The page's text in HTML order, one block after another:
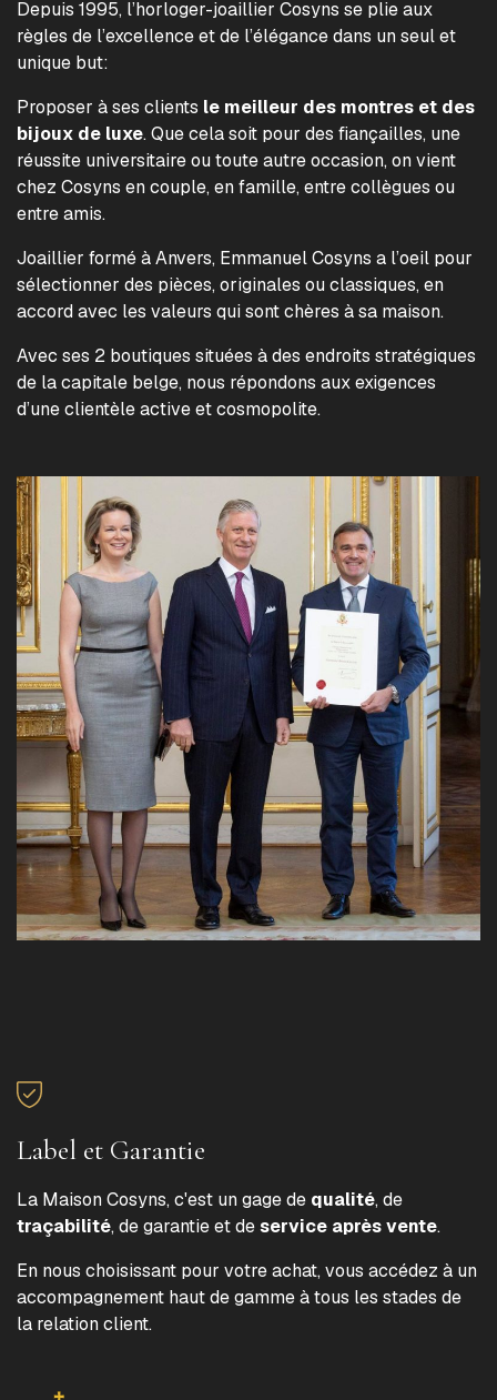
Depuis 1995, l’horloger-joaillier Cosyns se plie aux
règles de l’excellence et de l’élégance dans un seul et
unique but:
Proposer à ses clients le meilleur des montres et des
bijoux de luxe. Que cela soit pour des fiançailles, une
réussite universitaire ou toute autre occasion, on vient
chez Cosyns en couple, en famille, entre collègues ou
entre amis.
Joaillier formé à Anvers, Emmanuel Cosyns a l’oeil pour
sélectionner des pièces, originales ou classiques, en
accord avec les valeurs qui sont chères à sa maison.
Avec ses 2 boutiques situées à des endroits stratégiques
de la capitale belge, nous répondons aux exigences
d’une clientèle active et cosmopolite.
Label et Garantie
La Maison Cosyns, c'est un gage de qualité, de
traçabilité, de garantie et deservice après vente.
En nous choisissant pour votre achat, vous accédez à un
accompagnement haut de gamme à tous les stades de
la relation client.